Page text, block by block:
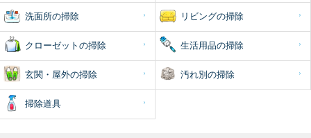
洗面所の掃除 リビングの掃除
クローゼットの掃除 生活用品の掃除
玄関・屋外の掃除 汚れ別の掃除
掃除道具